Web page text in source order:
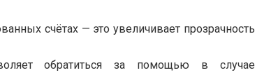
счётах — это увеличивает прозрачность
обратиться за помощью в случае